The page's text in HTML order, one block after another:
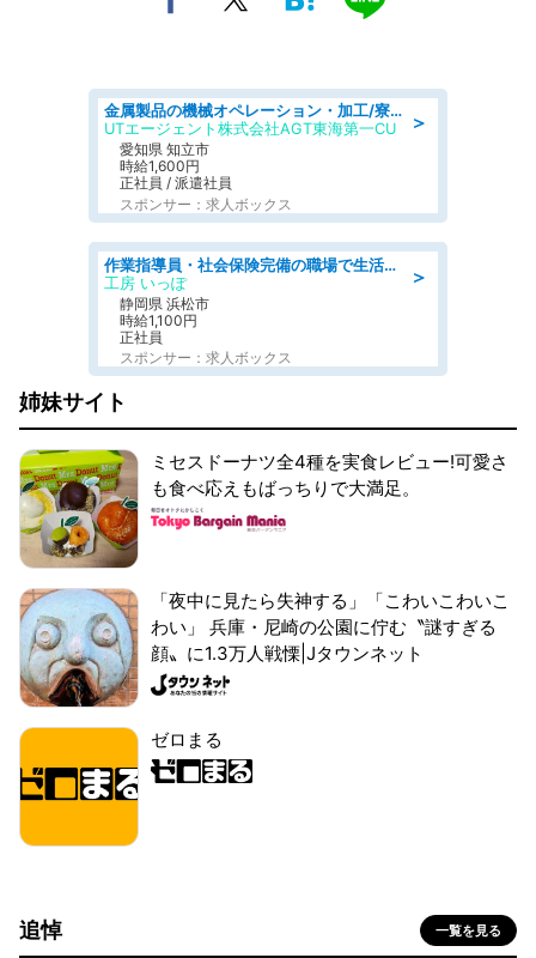
＞
金属製品の機械オペレーション・加工/寮完備/日払い/工場・製造
UTエージェント株式会社AGT東海第一CU
愛知県 知立市
時給1,600円
正社員 / 派遣社員
スポンサー：求人ボックス
＞
作業指導員・社会保険完備の職場で生活支援員
工房 いっぽ
静岡県 浜松市
時給1,100円
正社員
スポンサー：求人ボックス
姉妹サイト
ミセスドーナツ全4種を実食レビュー!可愛さ
も食べ応えもばっちりで大満足。
「夜中に見たら失神する」「こわいこわいこ
わい」 兵庫・尼崎の公園に佇む〝謎すぎる
顔〟に1.3万人戦慄|Jタウンネット
ゼロまる
追悼 一覧を見る